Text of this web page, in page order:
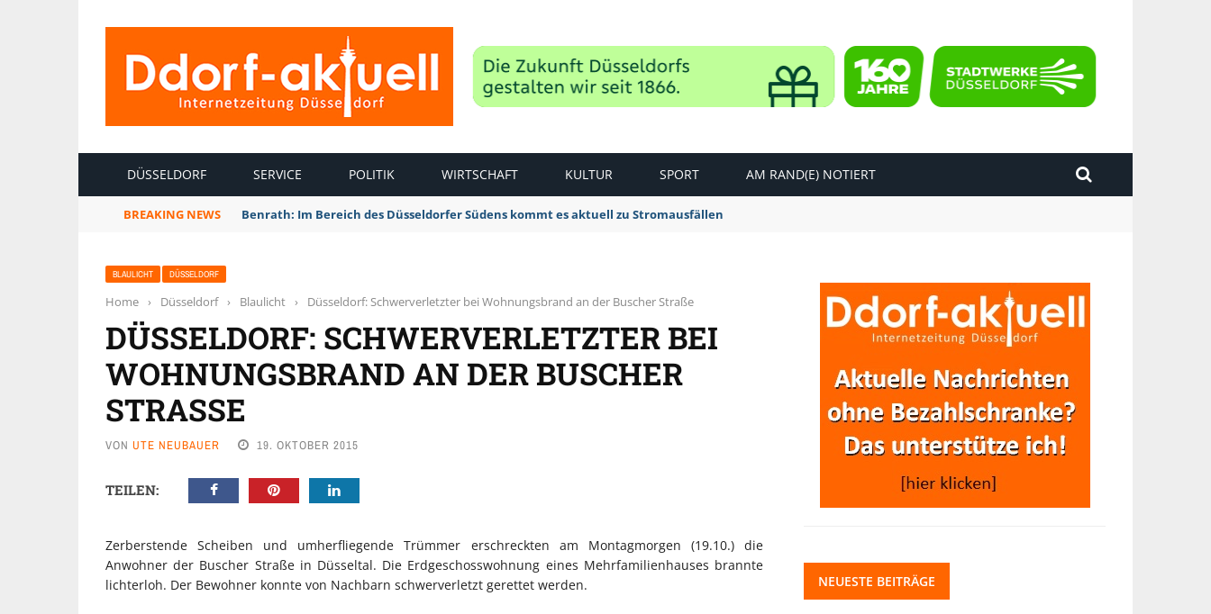
DÜSSELDORF SERVICE POLITIK WIRTSCHAFT KULTUR SPORT AM RAND(E) NOTIERT
BREAKING NEWS Benrath: Im Bereich des Düsseldorfer Südens kommt es aktuell zu Stromausfällen
BLAULICHT DÜSSELDORF
Home › Düsseldorf › Blaulicht › Düsseldorf: Schwerverletzter bei Wohnungsbrand an der Buscher Straße
DÜSSELDORF: SCHWERVERLETZTER BEI
WOHNUNGSBRAND AN DER BUSCHER
STRASSE
VON UTE NEUBAUER 19. OKTOBER 2015
TEILEN:
Zerberstende Scheiben und umherfliegende Trümmer erschreckten am Montagmorgen (19.10.) die
Anwohner der Buscher Straße in Düsseltal. Die Erdgeschosswohnung eines Mehrfamilienhauses brannte
lichterloh. Der Bewohner konnte von Nachbarn schwerverletzt gerettet werden.
NEUESTE BEITRÄGE